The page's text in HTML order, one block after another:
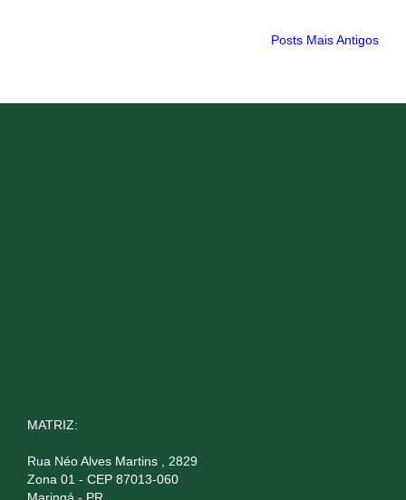
Posts Mais Antigos
MATRIZ:
Rua Néo Alves Martins , 2829
Zona 01 - CEP 87013-060